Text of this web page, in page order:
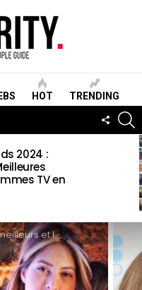
HOT TRENDING
2024 :
TV en
pires de la chirurgie esthétique des stars